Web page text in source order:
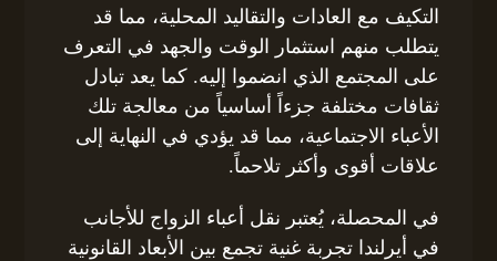
التكيف مع العادات والتقاليد المحلية، مما قد
يتطلب منهم استثمار الوقت والجهد في التعرف
على المجتمع الذي انضموا إليه. كما يعد تبادل
ثقافات مختلفة جزءاً أساسياً من معالجة تلك
الأعباء الاجتماعية، مما قد يؤدي في النهاية إلى
علاقات أقوى وأكثر تلاحماً.
في المحصلة، يُعتبر نقل أعباء الزواج للأجانب
في أيرلندا تجربة غنية تجمع بين الأبعاد القانونية